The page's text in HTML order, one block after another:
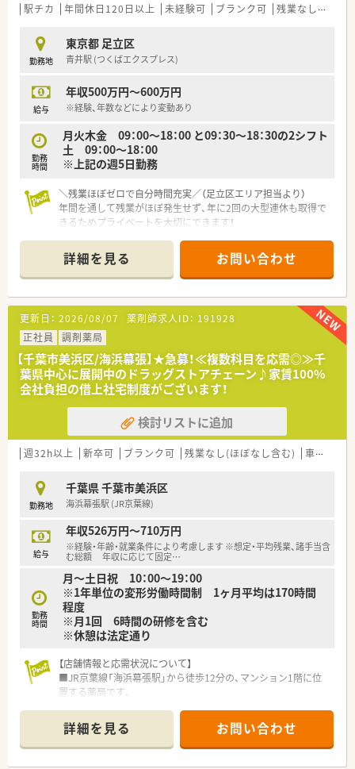
■時間外手当や休日手当は1分単位で計算され、適切に支給され
ます。
■昼休憩時間中の勤務も残業代として計算して支給されるのが
■冬季や連休前など忙しい時期には、フリーの薬剤師がサポート
に入ります。
【こんな方にオススメ】
■メリハリをつけて働きたい方や、プライベートも大切にしたい
方にオススメです。
境です。
■福利厚生が充実している法人で、長く安定して勤務したい方に
もオススメです。
駅チカ 年間休日120日以上 未経験可 ブランク可 残業なし(ほぼなし含む)
勤務地
東京都 足立区
青井駅 (つくばエクスプレス)
給与
年収500万円～600万円
※経験、年数などにより変動あり
勤務
時間
月火木金 09：00～18：00 と09：30～18：30の2シフト
土 09：00～18：00
※上記の週5日勤務
＼残業ほぼゼロで自分時間充実／（足立区エリア担当より）
年間を通して残業がほぼ発生せず、年に2回の大型連休も取得で
きるためプライベートを大切にできます！
【店舗情報と応需状況について】
■つくばエクスプレス「青井駅」から徒歩12分の立地にあり、毎
日の通勤もスムーズです。
■処方箋枚数は1日80〜90枚ほどで、近隣の眼科や整形外科クリ
ニックからの応需が中心となっています。
■薬剤師は常時2名体制で業務を行っており、お互いにフォロー
し合いながら無理なく働けます。
【職場環境と雰囲気】
■スタッフ同士の人間関係が非常に良好で、風通しがよく居心地
の良い職場環境です。
■少人数体制だからこそチームワークが抜群で、困ったことがあ
ってもすぐに相談できる安心感があります。
■基礎的な調剤業務からスタートし、少しずつ対応できる科目を
増やしながら着実に成長していけます。
【勤務実態について】
■個人宅への在宅訪問も数件担当しており、より患者様に寄り添
った医療を提供しています。
■残業はほとんど発生しないため、終業後のプライベートな時間
も大切にできます。
■水曜日・日曜日・祝日の週休2日制で、有給休暇も法定通りスム
ーズに消化しやすい環境です。
■1週間の連続休暇を年に2回取得できる制度があり、しっかり
リフレッシュしてメリハリをつけられます。
【こんな方にオススメ】
■残業を減らしてワークライフバランスを整えたい方や、連休を
■人間関係が良い環境で長く安定して働き続けたい方、つくばエ
クスプレス沿線でお探しの方にオススメです。
■比較的扱いやすい科目が中心のため、焦らず自分のペースでス
キルを伸ばしていきたい方にもおすすめです。
詳細を見る お問い合わせ
更新日： 2026/08/07 薬剤師求人ID： 191928
正社員
調剤薬局
【千葉市美浜区/海浜幕張】★急募！≪複数科目を応需◎≫千
葉県中心に展開中のドラッグストアチェーン♪家賃100%
会社負担の借上社宅制度がございます！
検討リストに追加
週32h以上 新卒可 ブランク可 残業なし(ほぼなし含む) 車通勤可
勤務地
千葉県 千葉市美浜区
海浜幕張駅 (JR京葉線)
給与
年収526万円～710万円
※経験・年齢・就業条件により考慮します ※想定・平均残業、諸手当含
む総額 年収に応じて固定…
勤務
時間
月～土日祝 10：00～19：00
※1年単位の変形労働時間制 1ヶ月平均は170時間
程度
※月1回 6時間の研修を含む
※休憩は法定通り
【店舗情報と応需状況について】
■JR京葉線「海浜幕張駅」から徒歩12分の、マンション1階に位
置する薬局です。
の処方箋も多く応需しています。
■処方箋枚数は1日50～60枚程で、薬剤師常時1～2名と事務2名
体制で対応しています。
詳細を見る お問い合わせ